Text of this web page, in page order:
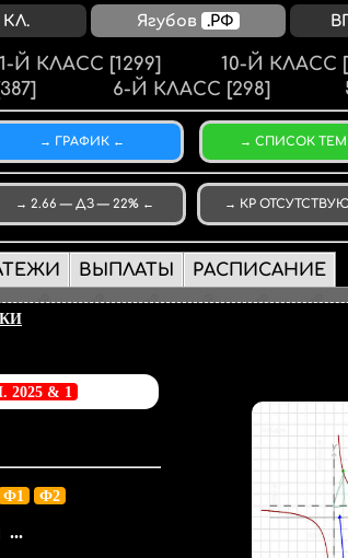
Й КЛАСС [1299] 10-Й КЛАСС
6-Й КЛАСС [298]
ГРАФИК СПИСОК ТЕМ
2.66 — ДЗ — 22% КР
ВЫПЛАТЫ РАСПИСАНИЕ
2025 & 1
Ф1 Ф2
...
КЛ. Ягубов .РФ